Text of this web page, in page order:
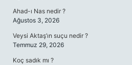
Ahad-ı Nas nedir ?
Ağustos 3, 2026
Veysi Aktaş’ın suçu nedir ?
Temmuz 29, 2026
Koç sadık mı ?